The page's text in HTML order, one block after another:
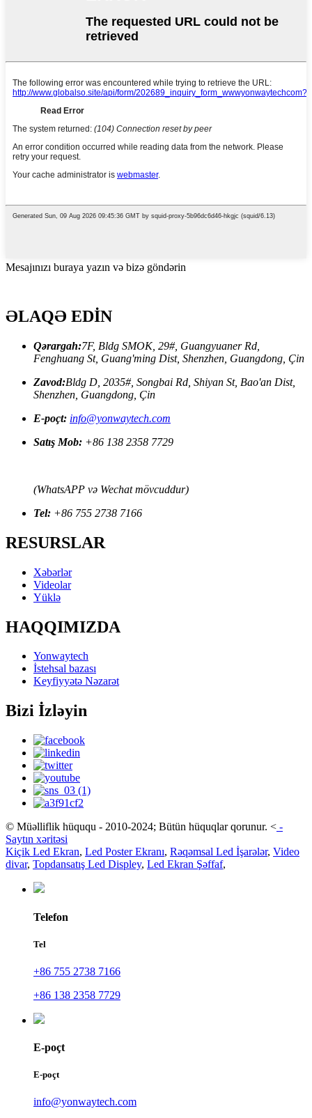
Mesajınızı buraya yazın və bizə göndərin
ƏLAQƏ EDİN
Qərargah:7F, Bldg SMOK, 29#, Guangyuaner Rd,
Fenghuang St, Guang'ming Dist, Shenzhen, Guangdong, Çin
Zavod:Bldg D, 2035#, Songbai Rd, Shiyan St, Bao'an Dist,
Shenzhen, Guangdong, Çin
E-poçt: info@yonwaytech.com
Satış Mob: +86 138 2358 7729
(WhatsAPP və Wechat mövcuddur)
Tel: +86 755 2738 7166
RESURSLAR
Xəbərlər
Videolar
Yüklə
HAQQIMIZDA
Yonwaytech
İstehsal bazası
Keyfiyyətə Nəzarət
Bizi İzləyin
© Müəlliflik hüququ - 2010-2024; Bütün hüquqlar qorunur. < -
Saytın xəritəsi
Kiçik Led Ekran, Led Poster Ekranı, Rəqəmsal Led İşarələr, Video
divar, Topdansatış Led Displey, Led Ekran Şəffaf,
Telefon
Tel
+86 755 2738 7166
+86 138 2358 7729
E-poçt
E-poçt
info@yonwaytech.com